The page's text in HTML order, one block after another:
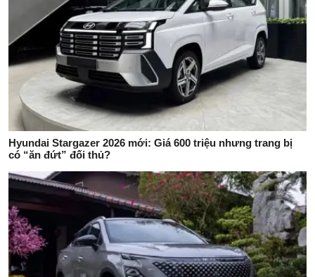
Hyundai Stargazer 2026 mới: Giá 600 triệu nhưng trang bị
có “ăn đứt” đối thủ?